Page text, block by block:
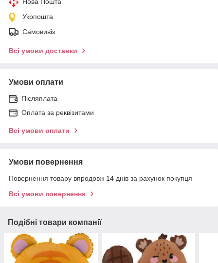
Укрпошта
Самовивіз
Всі умови доставки
Умови оплати
Післяплата
Оплата за реквізитами
Всі умови оплати
Умови повернення
Повернення товару впродовж 14 днів за рахунок покупця
Всі умови повернення
Подібні товари компанії